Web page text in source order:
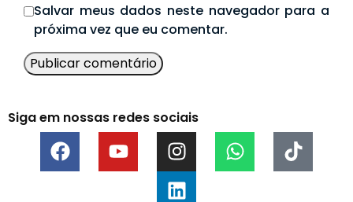
Salvar meus dados neste navegador para a
próxima vez que eu comentar.
Siga em nossas redes sociais